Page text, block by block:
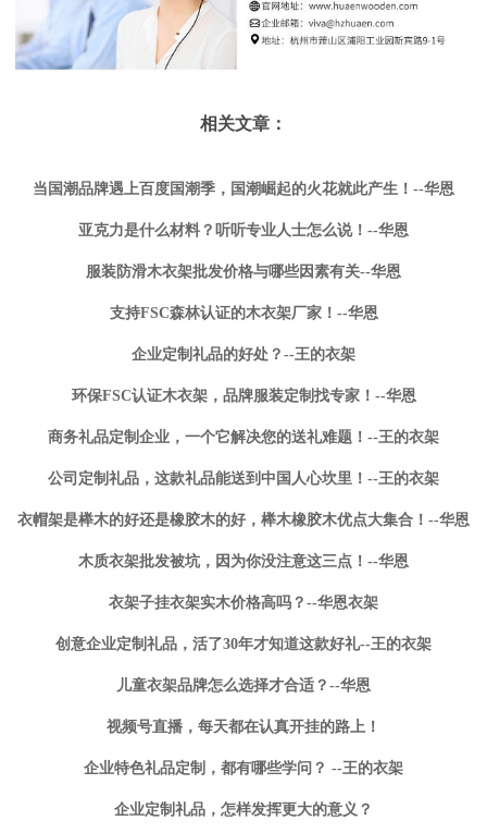
相关文章：
当国潮品牌遇上百度国潮季，国潮崛起的火花就此产生！--华恩
亚克力是什么材料？听听专业人士怎么说！--华恩
服装防滑木衣架批发价格与哪些因素有关--华恩
支持FSC森林认证的木衣架厂家！--华恩
企业定制礼品的好处？--王的衣架
环保FSC认证木衣架，品牌服装定制找专家！--华恩
商务礼品定制企业，一个它解决您的送礼难题！--王的衣架
公司定制礼品，这款礼品能送到中国人心坎里！--王的衣架
衣帽架是榉木的好还是橡胶木的好，榉木橡胶木优点大集合！--华恩
木质衣架批发被坑，因为你没注意这三点！--华恩
衣架子挂衣架实木价格高吗？--华恩衣架
创意企业定制礼品，活了30年才知道这款好礼--王的衣架
儿童衣架品牌怎么选择才合适？--华恩
视频号直播，每天都在认真开挂的路上！
企业特色礼品定制，都有哪些学问？ --王的衣架
企业定制礼品，怎样发挥更大的意义？